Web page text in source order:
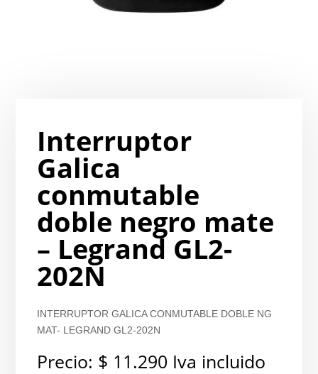
Interruptor
Galica
conmutable
doble negro mate
– Legrand GL2-
202N
INTERRUPTOR GALICA CONMUTABLE DOBLE NG
MAT- LEGRAND GL2-202N
Precio: $ 11.290 Iva incluido